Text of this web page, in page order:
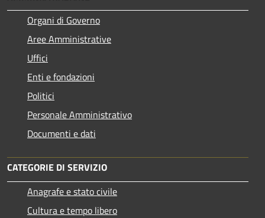
Organi di Governo
Aree Amministrative
Uffici
Enti e fondazioni
Politici
Personale Amministrativo
Documenti e dati
CATEGORIE DI SERVIZIO
Anagrafe e stato civile
Cultura e tempo libero